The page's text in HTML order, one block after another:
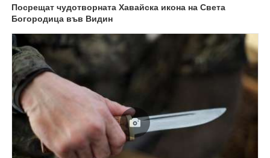
Посрещат чудотворната Хавайска икона на Света
Богородица във Видин